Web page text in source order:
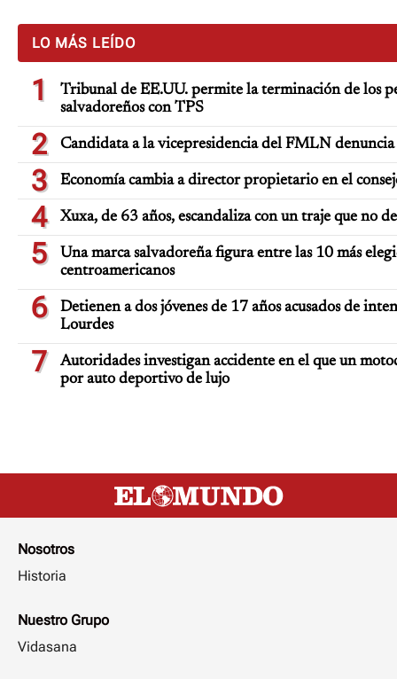
LO MÁS LEÍDO
1
Tribunal de EE.UU. permite la terminación de los
salvadoreños con TPS
2 Candidata a la vicepresidencia del FMLN
3 Economía cambia a director propietario en el
4 Xuxa, de 63 años, escandaliza con un traje que no
5
Una marca salvadoreña figura entre las 10 más
centroamericanos
6
Detienen a dos jóvenes de 17 años acusados de
Lourdes
7
Autoridades investigan accidente en el que un
por auto deportivo de lujo
Nosotros
Historia
Nuestro Grupo
Vidasana